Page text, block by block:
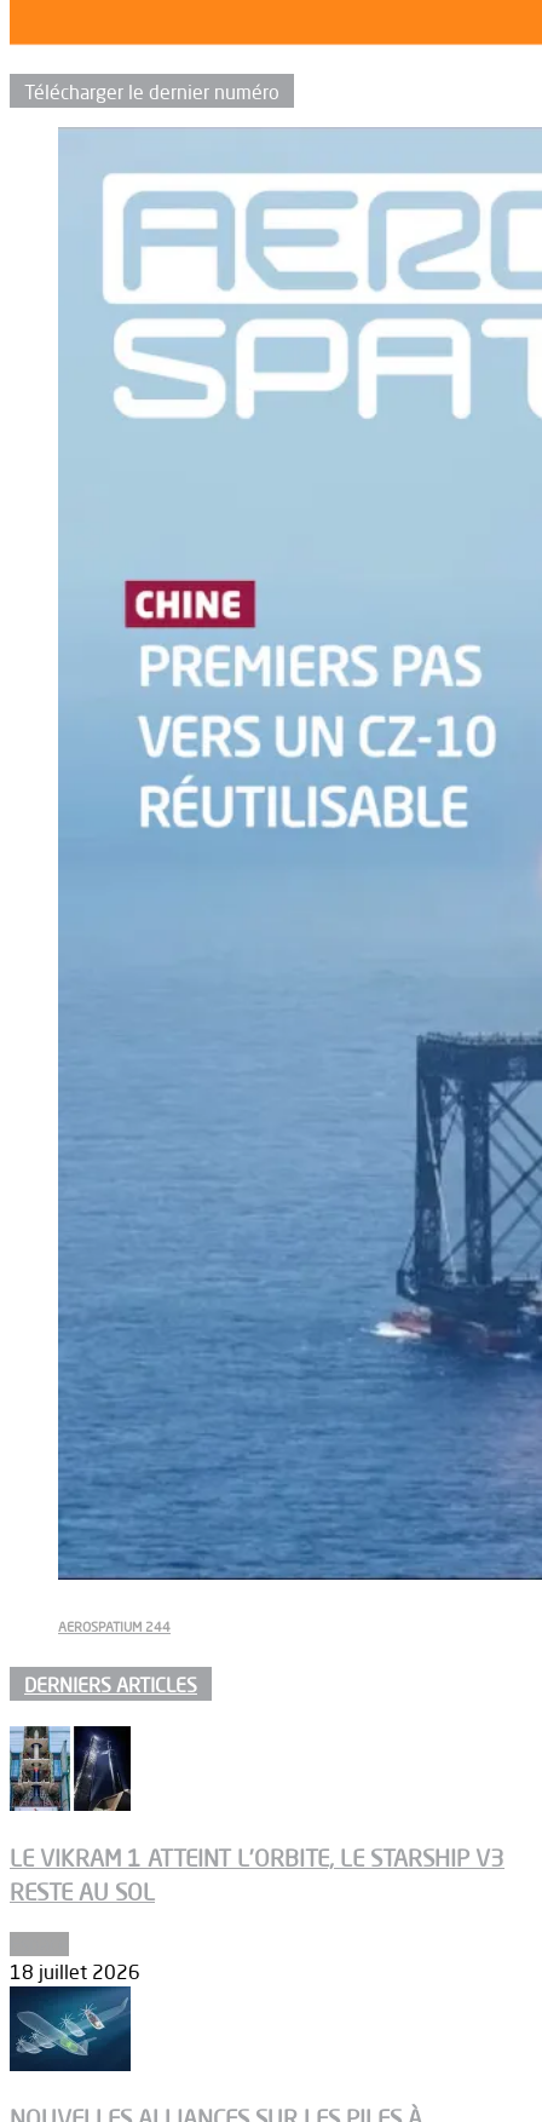
Télécharger le dernier numéro
AEROSPATIUM 244
DERNIERS ARTICLES
LE VIKRAM 1 ATTEINT L’ORBITE, LE STARSHIP V3
RESTE AU SOL
18 juillet 2026